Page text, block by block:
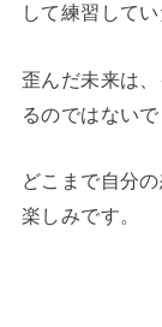
して練習して
歪んだ未来は
るのではないで
どこまで自分
楽しみです。